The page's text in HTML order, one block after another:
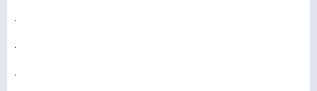
.
.
.